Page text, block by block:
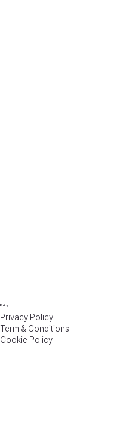
Policy
Privacy Policy
Term & Conditions
Cookie Policy